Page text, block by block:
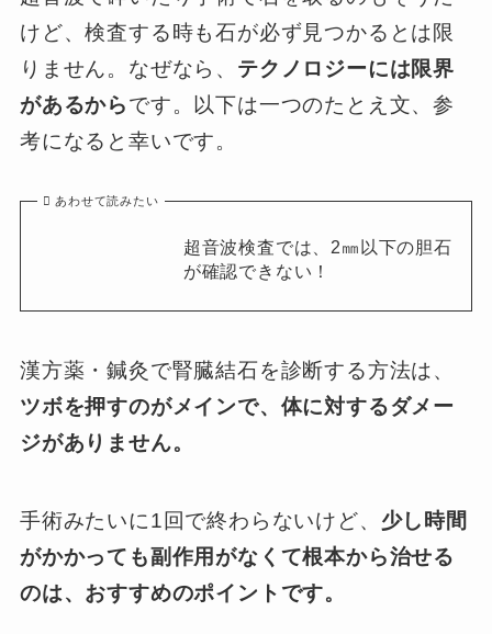
けど、検査する時も石が必ず見つかるとは限
りません。なぜなら、 テクノロジーには限界
があるからです。以下は一つのたとえ文、参
考になると幸いです。
あわせて読みたい
超音波検査では、2㎜以下の胆石
が確認できない！
漢方薬・鍼灸で腎臓結石を診断する方法は、
ツボを押すのがメインで、 体に対するダメー
ジがありません。
手術みたいに1回で終わらないけど、 少し時間
がかかっても副作用がなくて根本から治せる
のは、おすすめのポイントです。